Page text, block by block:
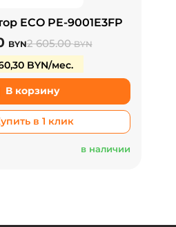
ECO PE-9001E3FP
BYN2 605.00BYN
BYN/мес.
В корзину
в 1 клик
в наличии